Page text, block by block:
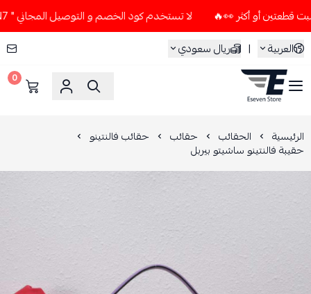
لا تستخدم كود الخصم و التوصيل المجاني " N7 " إلا إذا طلبت قطعتين أو أكثر 👀🔥
العربية
| ريال سعودي
ESEVEN STORE
0
الرئيسية الحقائب حقائب حقائب فالنتينو
حقيبة فالنتينو ساشيتو بيربل